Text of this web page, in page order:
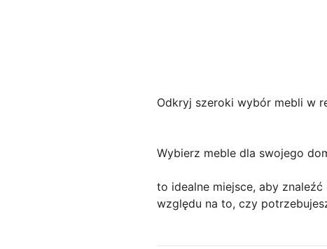
Odkryj szeroki wybór mebli w
Wybierz meble dla swojego
to idealne miejsce, aby
względu na to, czy